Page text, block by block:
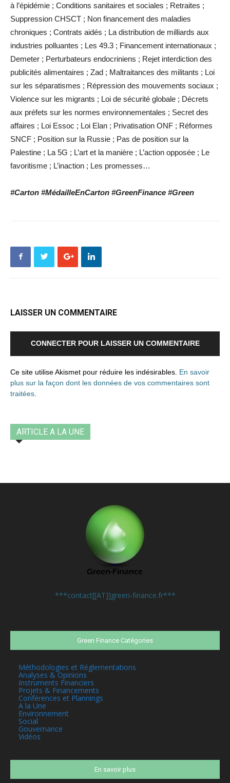
à l’épidémie ; Conditions sanitaires et sociales ; Retraites ;
Suppression CHSCT ; Non financement des maladies
chroniques ; Contrats aidés ; La distribution de milliards aux
industries polluantes ; Les 49.3 ; Financement internationaux ;
Demeter ; Perturbateurs endocriniens ; Rejet interdiction des
publicités alimentaires ; Zad ; Maltraitances des militants ; Loi
sur les séparatismes ; Répression des mouvements sociaux ;
Violence sur les migrants ; Loi de sécurité globale ; Décrets
aux préfets sur les normes environnementales ; Secret des
affaires ; Loi Essoc ; Loi Elan ; Privatisation ONF ; Réformes
SNCF ; Position sur la Russie ; Pas de position sur la
Palestine ; La 5G ; L’art et la manière ; L’action opposée ; Le
favoritisme ; L’inaction ; Les promesses…
#Carton #MédailleEnCarton #GreenFinance #Green
LAISSER UN COMMENTAIRE
CONNECTER POUR LAISSER UN COMMENTAIRE
Ce site utilise Akismet pour réduire les indésirables. En savoir
plus sur la façon dont les données de vos commentaires sont
traitées
ARTICLE A LA UNE
***contact[[AT]]green-finance.fr***
Green Finance Catégories
Méthodologies et Réglementations
Analyses & Opinions
Instruments Financiers
Projets & Financements
Conférences et Plannings
A la Une
Environnement
Social
Gouvernance
Vidéos
En savoir plus